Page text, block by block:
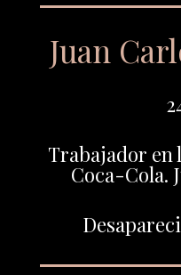
Juan
Trabajador en
Coca-Cola.